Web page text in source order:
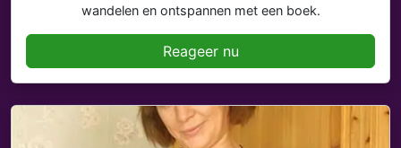
wandelen en ontspannen met een boek.
Reageer nu